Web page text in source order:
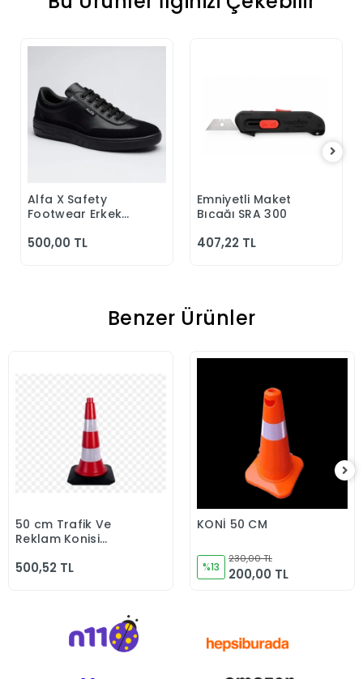
Sepete Ekle
Alfa X Safety
Footwear Erkek
Klasik Ayakkabı
500,00 TL
Sepete Ekle
Emniyetli Maket
Bıçağı SRA 300
407,22 TL
Benzer Ürünler
Sepete Ekle
50 cm Trafik Ve
Reklam Konisi
500,52 TL
Sepete Ekle
KONİ 50 CM
%13
230,00 TL
200,00 TL